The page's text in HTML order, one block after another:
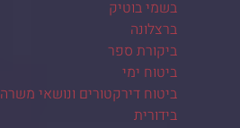
בשמי בוטיק
ברצלונה
ביקורת ספר
ביטוח ימי
ביטוח דירקטורים ונושאי משרה
בידורית